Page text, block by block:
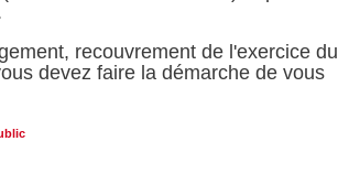
recouvrement de l'exercice du
devez faire la démarche de vous